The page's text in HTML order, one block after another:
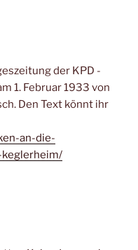
der KPD -
1. Februar 1933 von
Den Text könnt ihr
an-die-